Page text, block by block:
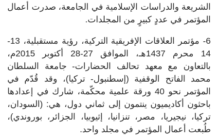
الشريعة والدراسات الإسلامية في الجامعة، صدرت أعمال
المؤتمر في عددٍ كبيرٍ من المجلدات.
6- مؤتمر العلاقات الإفريقية التركية، رؤية مستقبلية، 13-
14 محرم 1437هـ، الموافق 27-28 أكتوبر 2015م،
بالتعاون مع معهد تحالف الحضارات- جامعة السلطان
محمد الفاتح الوقفية (إسطنبول- تركيا)، وقد قُدّم في
المؤتمر نحو 40 ورقة علمية محكّمة، شارك في إعدادها
باحثون أكاديميون ينتمون إلى ثماني دول، هي: (السودان،
تركيا، نيجيريا، مصر، تنزانيا، إثيوبيا، الجزائر، بوروندي)،
طُبعت أعمال المؤتمر في مجلد واحد.